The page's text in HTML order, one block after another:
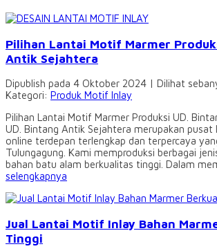
Pilihan Lantai Motif Marmer
Antik Sejahtera
Dipublish pada 4 Oktober 2024 | Dilihat
Kategori: Produk Motif Inlay
Pilihan Lantai Motif Marmer Produksi UD.
UD. Bintang Antik Sejahtera merupakan pusat
online terdepan terlengkap dan terpercaya
Tulungagung. Kami memproduksi berbagai
bahan batu alam berkualitas tinggi. Dalam
selengkapnya
Jual Lantai Motif Inlay Bahan
Tinggi